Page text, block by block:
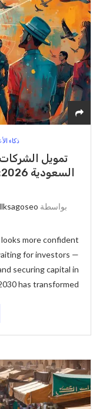
ذكاء
تمويل
بواسطة
looks more confident
for investors —
securing capital in
has transformed …